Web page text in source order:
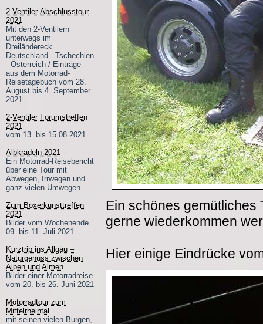
2-Ventiler-Abschlusstour
2021
Mit den 2-Ventilern
unterwegs im
Dreiländereck
Deutschland - Tschechien
- Österreich / Einträge
aus dem Motorrad-
Reisetagebuch vom 28.
August bis 4. September
2021
2-Ventiler Forumstreffen
2021
vom 13. bis 15.08.2021
Albkradeln 2021
Ein Motorrad-Reisebericht
über eine Tour mit
Abwegen, Irrwegen und
ganz vielen Umwegen
Zum Boxerkunsttreffen
2021
Bilder vom Wochenende
09. bis 11. Juli 2021
Kurztrip ins Allgäu –
Naturgenuss zwischen
Alpen und Almen
Bilder einer Motorradreise
vom 20. bis 26. Juni 2021
Motorradtour zum
Mittelrheintal
mit seinen vielen Burgen,
Ein schönes gemütliches
gerne wiederkommen
Hier einige Eindrücke